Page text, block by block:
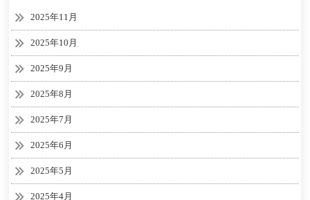
2025年11月
2025年10月
2025年9月
2025年8月
2025年7月
2025年6月
2025年5月
2025年4月